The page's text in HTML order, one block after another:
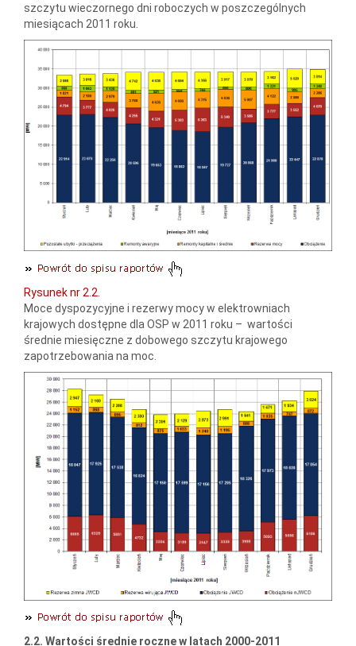
szczytu wieczornego dni roboczych w poszczególnych
miesiącach 2011 roku.
Rysunek nr 2.2.
Moce dyspozycyjne i rezerwy mocy w elektrowniach
krajowych dostępne dla OSP w 2011 roku – wartości
średnie miesięczne z dobowego szczytu krajowego
zapotrzebowania na moc.
2.2. Wartości średnie roczne w latach 2000-2011